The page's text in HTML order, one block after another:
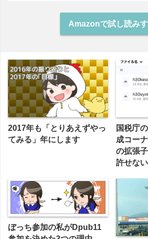
Amazonで試し読み
2017年も「とりあえずやっ
てみる」年にします
国税庁
成コー
の拡張
許せない
ぼっち参加の私がDpub11